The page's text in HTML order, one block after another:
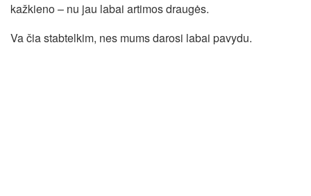
kažkieno – nu jau labai artimos draugės.
Va čia stabtelkim, nes mums darosi labai pavydu.